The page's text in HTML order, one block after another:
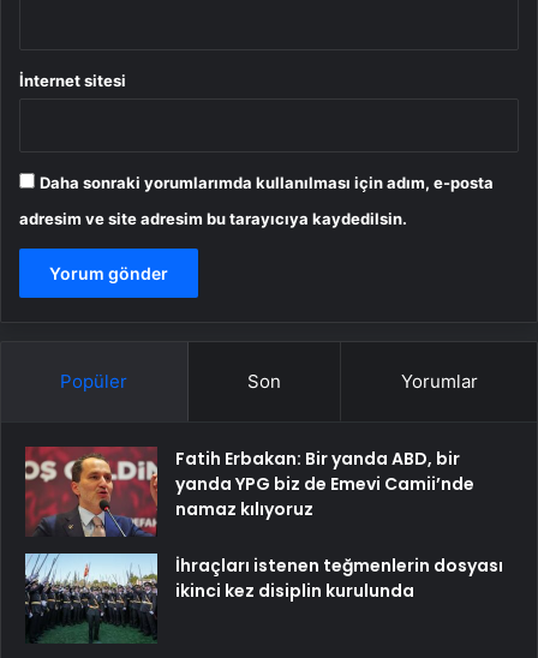
İnternet sitesi
Daha sonraki yorumlarımda kullanılması için adım, e-posta
adresim ve site adresim bu tarayıcıya kaydedilsin.
Popüler Son Yorumlar
Fatih Erbakan: Bir yanda ABD, bir
yanda YPG biz de Emevi Camii’nde
namaz kılıyoruz
İhraçları istenen teğmenlerin dosyası
ikinci kez disiplin kurulunda